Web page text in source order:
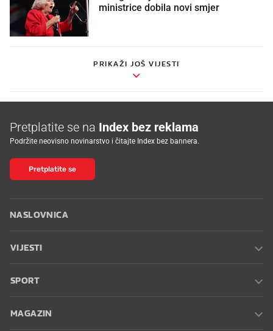
ministrice dobila novi smjer
PRIKAŽI JOŠ VIJESTI
Pretplatite se na Index bez reklama
Podržite neovisno novinarstvo i čitajte Index bez bannera.
Pretplatite se
NASLOVNICA
VIJESTI
SPORT
MAGAZIN